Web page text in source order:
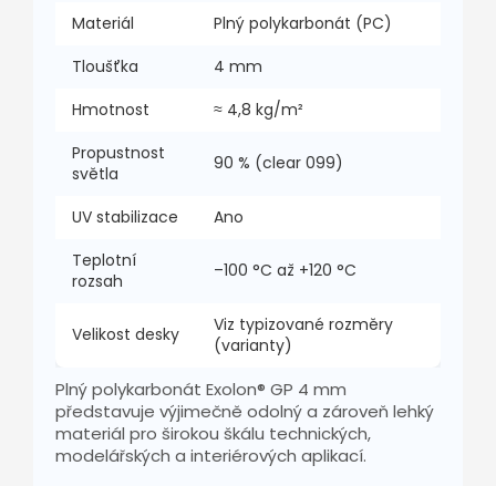
Materiál
Plný polykarbonát (PC)
Tloušťka
4 mm
Hmotnost
≈ 4,8 kg/m²
Propustnost
světla
90 % (clear 099)
UV stabilizace
Ano
Teplotní
rozsah
–100 °C až +120 °C
Velikost desky
Viz typizované rozměry
(varianty)
Plný polykarbonát Exolon® GP 4 mm
představuje výjimečně odolný a zároveň lehký
materiál pro širokou škálu technických,
modelářských a interiérových aplikací.